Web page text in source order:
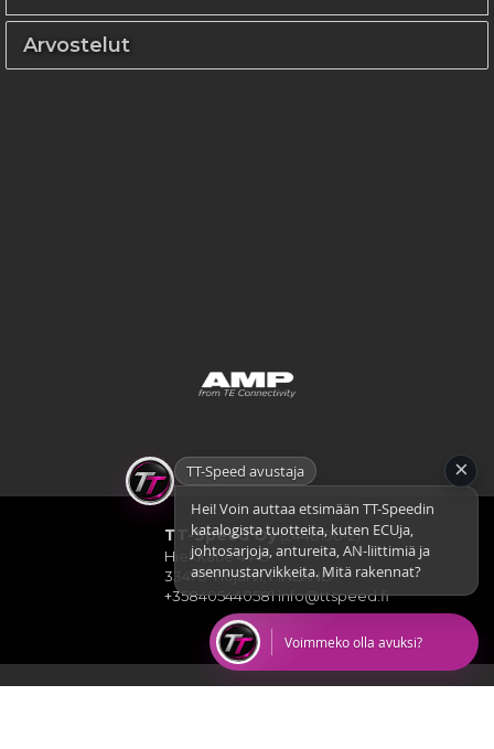
Arvostelut
TT-Speed Oy(2448190-2)
Hiekkatie 4 A8
33470 Ylöjärvi, FINLAND
+358405440581info@ttspeed.fi
TT-Speed avustaja
Hei! Voin auttaa etsimään TT-Speedin
katalogista tuotteita, kuten ECUja,
johtosarjoja, antureita, AN-liittimiä ja
asennustarvikkeita. Mitä rakennat?
×
Voimmeko olla avuksi?